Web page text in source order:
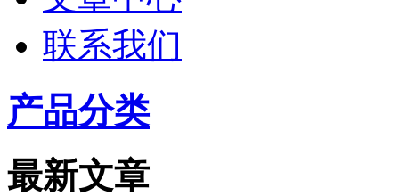
联系我们
产品分类
最新文章